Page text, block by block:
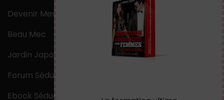
Devenir Mentaliste
Beau Mec
Jardin Japonais Zen
Forum Séduction
Ebook Séduction